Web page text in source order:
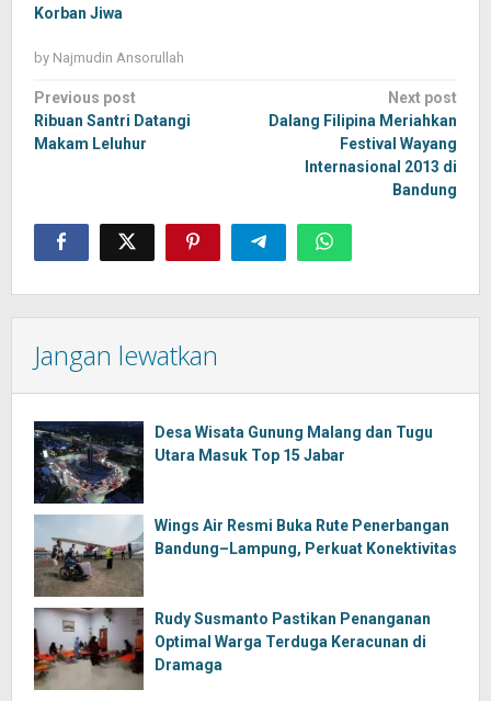
Korban Jiwa
by Najmudin Ansorullah
Post
navigation
Previous post
Ribuan Santri Datangi
Makam Leluhur
Next post
Dalang Filipina Meriahkan
Festival Wayang
Internasional 2013 di
Bandung
Jangan lewatkan
Desa Wisata Gunung Malang dan Tugu
Utara Masuk Top 15 Jabar
Wings Air Resmi Buka Rute Penerbangan
Bandung–Lampung, Perkuat Konektivitas
Rudy Susmanto Pastikan Penanganan
Optimal Warga Terduga Keracunan di
Dramaga